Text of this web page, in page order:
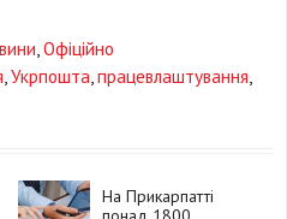
Офіційно
Укрпошта працевлаштування
На Прикарпатті